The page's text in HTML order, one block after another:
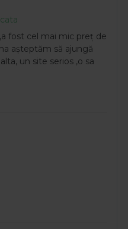
fost cel mai mic preț de
așteptăm să ajungă
un site serios ,o sa